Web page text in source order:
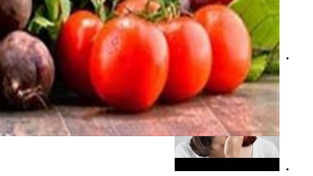
أيهما أخطر خمول الغدة الدرقية أم نشاطها؟